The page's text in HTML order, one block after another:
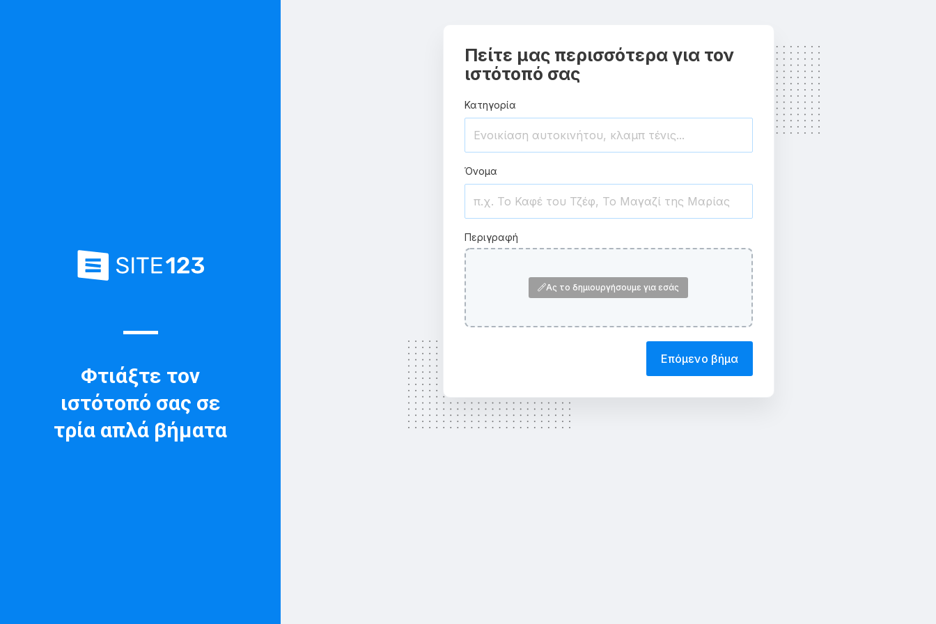
Φτιάξτε τον
ιστότοπό σας σε
τρία απλά βήματα
Πείτε μας περισσότερα για τον
ιστότοπό σας
Κατηγορία
Όνομα
Περιγραφή
Ας το δημιουργήσουμε για εσάς
Επόμενο βήμα